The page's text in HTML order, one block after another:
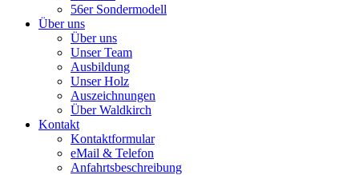
56er Sondermodell
Über uns
Über uns
Unser Team
Ausbildung
Unser Holz
Auszeichnungen
Über Waldkirch
Kontakt
Kontaktformular
eMail & Telefon
Anfahrtsbeschreibung